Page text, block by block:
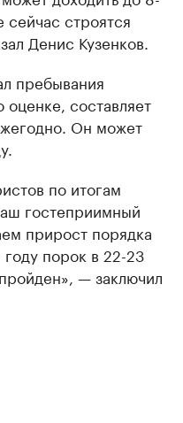
строятся
Денис Кузенков.
пребывания
оценке, составляет
Он может
по итогам
гостеприимный
прирост порядка
порок в 22-23
— заключил